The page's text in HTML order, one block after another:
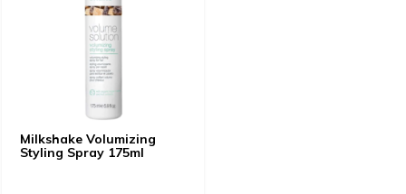
Milkshake Volumizing
Styling Spray 175ml